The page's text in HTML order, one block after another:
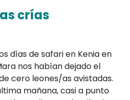
crías
días de safari en Kenia en
nos habían dejado el
cero leones/as avistadas.
mañana, casi a punto